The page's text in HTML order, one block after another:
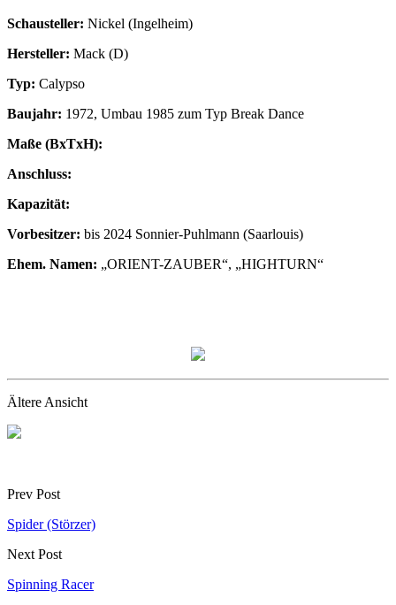
Schausteller: Nickel (Ingelheim)
Hersteller: Mack (D)
Typ: Calypso
Baujahr: 1972, Umbau 1985 zum Typ Break Dance
Maße (BxTxH):
Anschluss:
Kapazität:
Vorbesitzer: bis 2024 Sonnier-Puhlmann (Saarlouis)
Ehem. Namen: „ORIENT-ZAUBER“, „HIGHTURN“
Ältere Ansicht
Prev Post
Spider (Störzer)
Next Post
Spinning Racer